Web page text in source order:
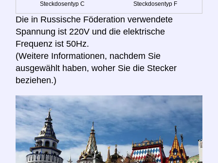
Steckdosentyp C Steckdosentyp F
Die in Russische Föderation verwendete
Spannung ist 220V und die elektrische
Frequenz ist 50Hz.
(Weitere Informationen, nachdem Sie
ausgewählt haben, woher Sie die Stecker
beziehen.)